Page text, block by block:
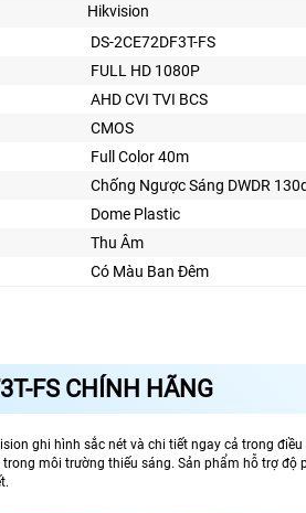
Hikvision
DS-2CE72DF3T-FS
FULL HD 1080P
AHD CVI TVI BCS
CMOS
Full Color 40m
Chống Ngược Sáng DWDR
Dome Plastic
Thu Âm
Có Màu Ban Ðêm
FS CHÍNH HÃNG
ghi hình sắc nét và chi tiết ngay cả trong
môi trường thiếu sáng. Sản phẩm hỗ trợ độ